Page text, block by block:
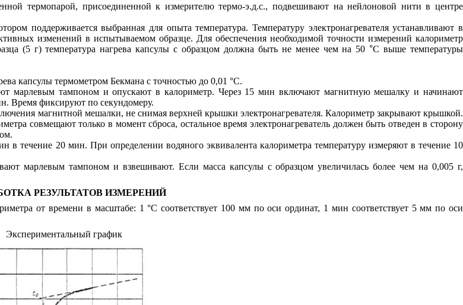
термопарой, присоединенной к измерителю термо-э.д.с., подвешивают на нейлоновой нити в центре
поддерживается выбранная для опыта температура. Температуру электронагревателя устанавливают в
изменений в испытываемом образце. Для обеспечения необходимой точности измерений калориметр
(5 г) температура нагрева капсулы с образцом должна быть не менее чем на 50 °С выше температуры
капсулы термометром Бекмана с точностью до 0,01 °С.
марлевым тампоном и опускают в калориметр. Через 15 мин включают магнитную мешалку и начинают
Время фиксируют по секундомеру.
магнитной мешалки, не снимая верхней крышки электронагревателя. Калориметр закрывают крышкой.
совмещают только в момент сброса, остальное время электронагреватель должен быть отведен в сторону
в течение 20 мин. При определении водяного эквивалента калориметра температуру измеряют в течение 10
марлевым тампоном и взвешивают. Если масса капсулы с образцом увеличилась более чем на 0,005 г,
РЕЗУЛЬТАТОВ ИЗМЕРЕНИЙ
от времени в масштабе: 1 °С соответствует 100 мм по оси ординат, 1 мин соответствует 5 мм по оси
Экспериментальный график